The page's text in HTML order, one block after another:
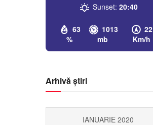
63
%
1013
mb
22
Km/h
Sunset: 20:40
Arhivă știri
IANUARIE 2020